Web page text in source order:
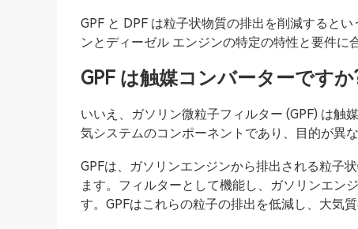
GPF と DPF は粒子状物質の排出を削減すると
ンとディーゼル エンジンの特定の特性と要件に
GPF は触媒コンバーターですか
いいえ、ガソリン微粒子フィルター (GPF) は触
気システムのコンポーネントであり、目的が異な
GPFは、ガソリンエンジンから排出される粒子
ます。フィルターとして機能し、ガソリンエン
す。GPFはこれらの粒子の排出を低減し、大気